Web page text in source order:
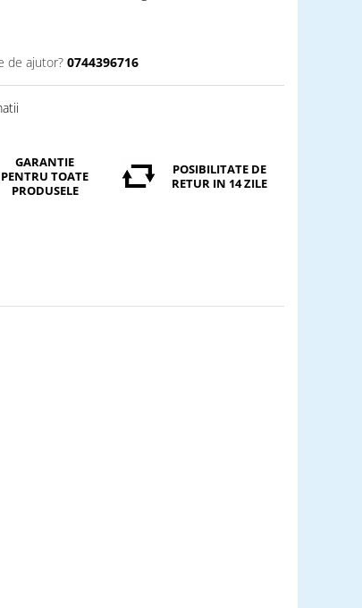
de ajutor? 0744396716
GARANTIE
PENTRU TOATE
PRODUSELE
POSIBILITATE DE
RETUR IN 14 ZILE